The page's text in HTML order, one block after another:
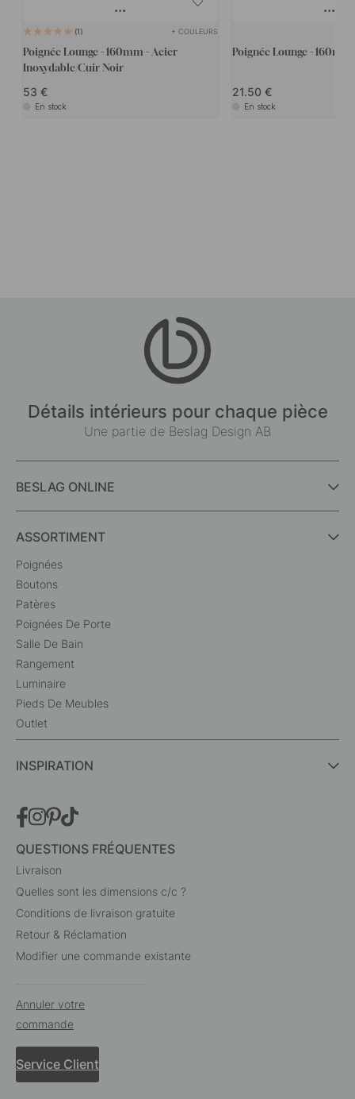
1 + COULEURS
Poignée Lounge - 160mm - Acier
Inoxydable/Cuir Noir
53
En stock
Poignée Lounge -
21.50
En stock
Détails intérieurs pour chaque pièce
Une partie de Beslag Design AB
BESLAG ONLINE
ASSORTIMENT
Poignées
Boutons
Patères
Poignées De Porte
Salle De Bain
Rangement
Luminaire
Pieds De Meubles
Outlet
INSPIRATION
QUESTIONS FRÉQUENTES
Livraison
Quelles sont les dimensions c/c ?
Conditions de livraison gratuite
Retour & Réclamation
Modifier une commande existante
Annuler votre
commande
Service Client